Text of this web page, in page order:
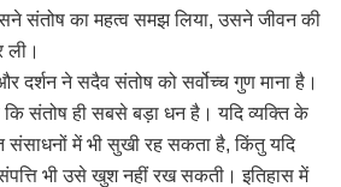
संतोष का महत्व समझ लिया, उसने जीवन की
ली।
दर्शन ने सदैव संतोष को सर्वोच्च गुण माना है।
कि संतोष ही सबसे बड़ा धन है। यदि व्यक्ति के
संसाधनों में भी सुखी रह सकता है, किंतु यदि
भी उसे खुश नहीं रख सकती। इतिहास में